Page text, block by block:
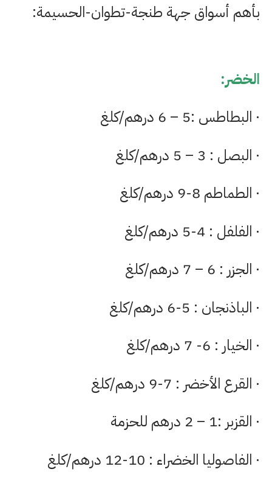
بأهم أسواق جهة طنجة-تطوان-الحسيمة:
الخضر:
· البطاطس :5 – 6 درهم/كلغ
· البصل : 3 – 5 درهم/كلغ
· الطماطم 8-9 درهم/كلغ
· الفلفل : 4-5 درهم/كلغ
· الجزر : 6 – 7 درهم/كلغ
· الباذنجان : 5-6 درهم/كلغ
· الخيار : 6- 7 درهم/كلغ
· القرع الأخضر : 7-9 درهم/كلغ
· القزبر :1 – 2 درهم للحزمة
· الفاصوليا الخضراء : 10-12 درهم/كلغ